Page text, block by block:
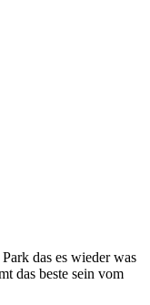
das es wieder was
das beste sein vom